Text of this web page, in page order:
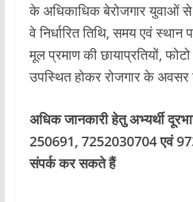
के अधिकाधिक बेरोजगार युवाओं
वे निर्धारित तिथि, समय एवं
मूल प्रमाण की छायाप्रतियों,
उपस्थित होकर रोजगार के अवसर
अधिक जानकारी हेतु अभ्यर्थी
250691, 7252030704 एवं
संपर्क कर सकते हैं